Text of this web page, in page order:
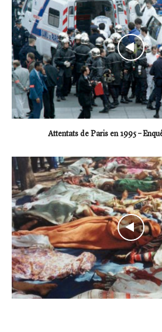
Attentats de Paris en 1995 –